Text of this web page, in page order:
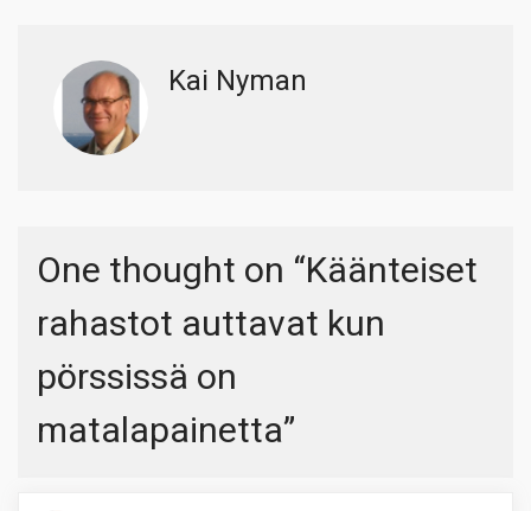
Kai Nyman
One thought on “Käänteiset
rahastot auttavat kun
pörssissä on
matalapainetta”